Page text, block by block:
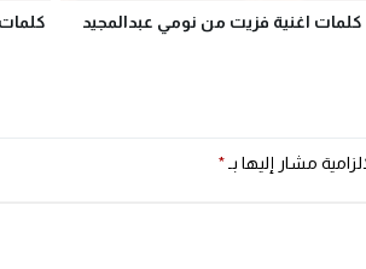
كلمات اغنية فزيت من نومي عبدالمجيد
مشار إليها بـ*